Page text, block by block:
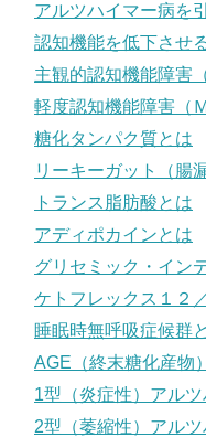
アルツハイマー病を
認知機能を低下させ
主観的認知機能障害
軽度認知機能障害（
糖化タンパク質とは
リーキーガット（腸
トランス脂肪酸とは
アディポカインとは
グリセミック・イン
ケトフレックス１２
睡眠時無呼吸症候群
AGE（終末糖化産物
1型（炎症性）アル
2型（萎縮性）アル